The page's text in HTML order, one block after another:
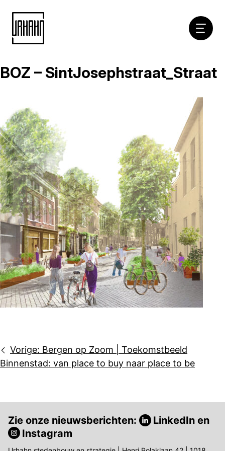
Naar
BOZ – SintJosephstraat_Straat
Bericht
navigatie
Vorige: Bergen op Zoom | Toekomstbeeld
Binnenstad: van place to buy naar place to be
Zie onze nieuwsberichten: LinkedIn en
Instagram